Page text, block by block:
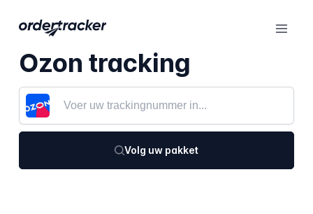
Ozon tracking
Volg uw pakket